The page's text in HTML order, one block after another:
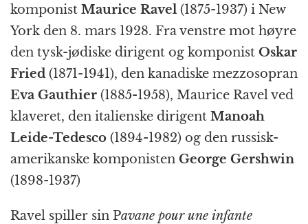
komponist Maurice Ravel (1875-1937) i New
York den 8. mars 1928. Fra venstre mot høyre
den tysk-jødiske dirigent og komponist Oskar
Fried (1871-1941), den kanadiske mezzosopran
Eva Gauthier (1885-1958), Maurice Ravel ved
klaveret, den italienske dirigent Manoah
Leide-Tedesco (1894-1982) og den russisk-
amerikanske komponisten George Gershwin
(1898-1937)
Ravel spiller sin Pavane pour une infante